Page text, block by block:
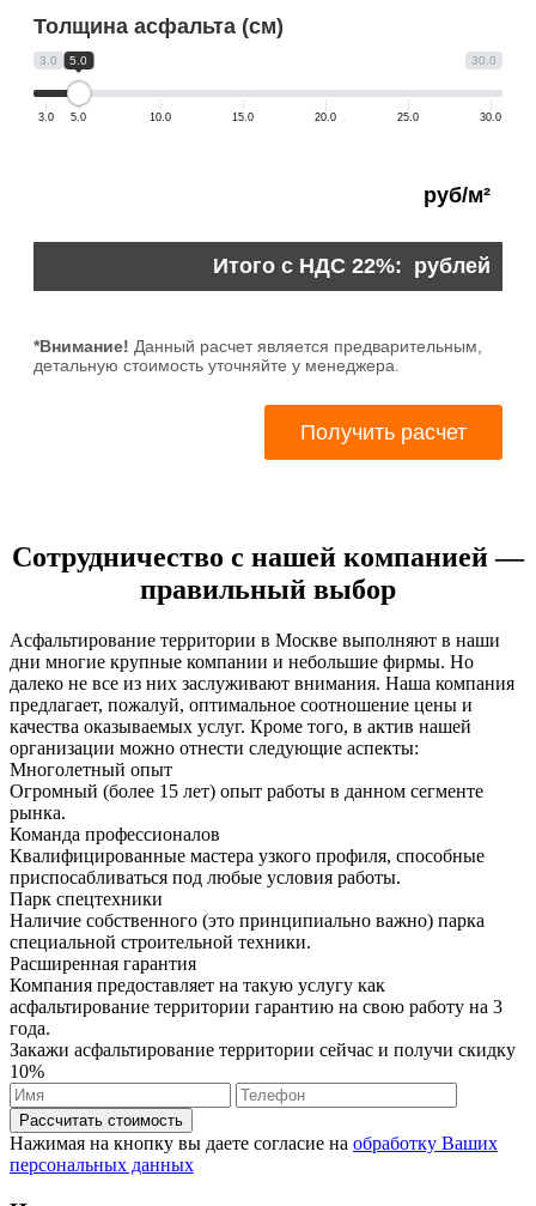
Сотрудничество с нашей компанией —
правильный выбор
Асфальтирование территории в Москве выполняют в наши
дни многие крупные компании и небольшие фирмы. Но
далеко не все из них заслуживают внимания. Наша компания
предлагает, пожалуй, оптимальное соотношение цены и
качества оказываемых услуг. Кроме того, в актив нашей
организации можно отнести следующие аспекты:
Многолетный опыт
Огромный (более 15 лет) опыт работы в данном сегменте
рынка.
Команда профессионалов
Квалифицированные мастера узкого профиля, способные
приспосабливаться под любые условия работы.
Парк спецтехники
Наличие собственного (это принципиально важно) парка
специальной строительной техники.
Расширенная гарантия
Компания предоставляет на такую услугу как
асфальтирование территории гарантию на свою работу на 3
года.
Закажи асфальтирование территории сейчас и получи скидку
10%
Рассчитать стоимость
Нажимая на кнопку вы даете согласие на обработку Ваших
персональных данных